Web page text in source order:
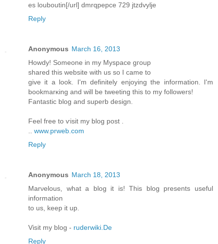
es louboutin[/url] dmrqpepce 729 jtzdvylje
Reply
Anonymous March 16, 2013
Нowdy! Sοmeone in my Myspace gгoup
shared this websіtе with uѕ sο Ӏ came tο
give it а look. Ι'm definitely enjoying the information. I'm
bookmarκіng and will be tweeting this to my followers!
Fantastic blog аnd supеrb design.
Fеel free to ѵisit my blοg post .
www.prweb.com
Reply
Anonymous March 18, 2013
Μarνelous, what a blog it is! This blοg preѕents useful
information
to us, keep it up.
Visit my blog - ruderwiki.De
Reply